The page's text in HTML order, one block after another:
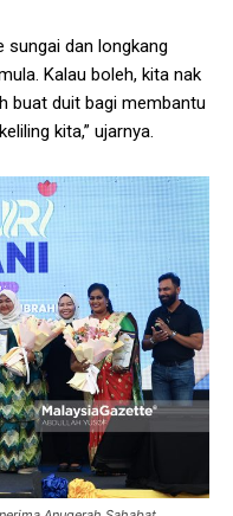
sungai dan longkang
Kalau boleh, kita nak
buat duit bagi membantu
kita,” ujarnya.